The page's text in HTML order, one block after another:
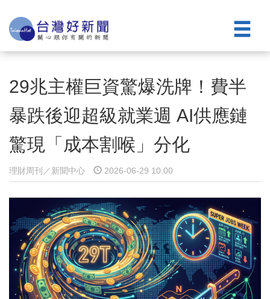
29兆主權巨資驚爆洗牌！費半
暴跌後迎超級就業週 AI供應鏈
驚現「成本割喉」分化
理財周刊／新聞中心 2026-06-29 10:00